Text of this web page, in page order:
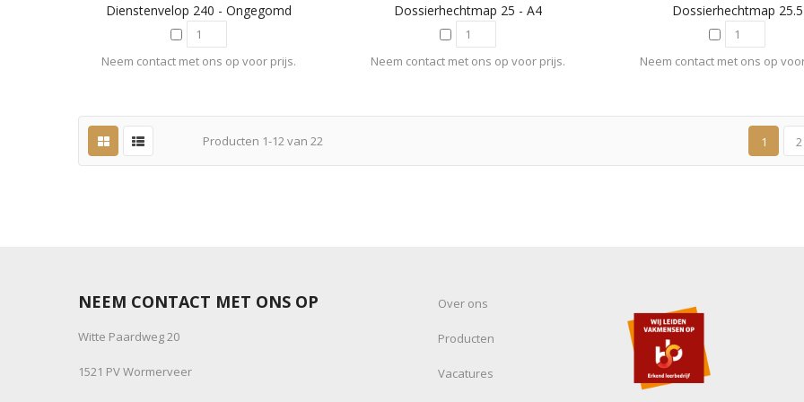
Dienstenvelop 240 - Ongegomd
Neem contact met ons op voor prijs.
Dossierhechtmap 25 - A4
Neem contact met ons op voor prijs.
Dossierhechtmap 25.5
Neem contact met ons op
Producten 1-12van 22 1 2
NEEM CONTACT MET ONS OP
Witte Paardweg 20
1521 PV Wormerveer
Over ons
Producten
Vacatures